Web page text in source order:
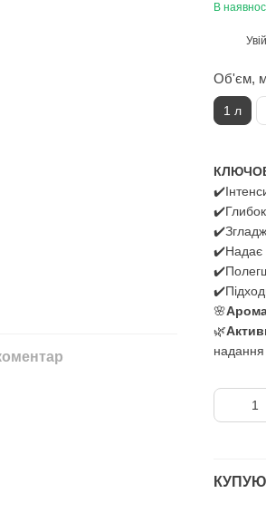
В
Об'єм,
1 л
✔️Надає
🌸
🌿
надання